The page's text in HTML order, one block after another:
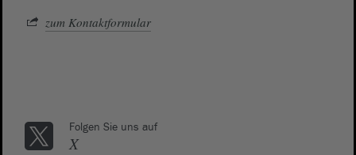
zum Kontaktformular
Folgen Sie uns auf
X